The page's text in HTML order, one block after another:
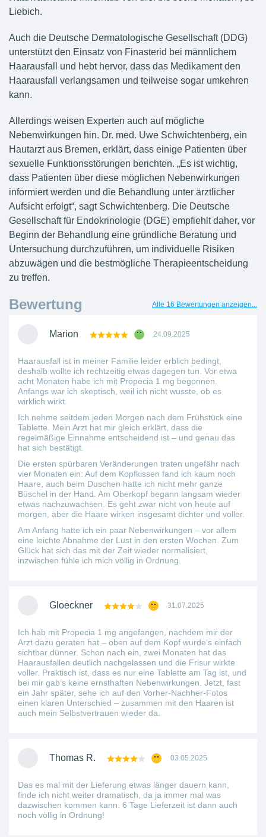
Liebich.
Auch die Deutsche Dermatologische Gesellschaft (DDG)
unterstützt den Einsatz von Finasterid bei männlichem
Haarausfall und hebt hervor, dass das Medikament den
Haarausfall verlangsamen und teilweise sogar umkehren
kann.
Allerdings weisen Experten auch auf mögliche
Nebenwirkungen hin. Dr. med. Uwe Schwichtenberg, ein
Hautarzt aus Bremen, erklärt, dass einige Patienten über
sexuelle Funktionsstörungen berichten. „Es ist wichtig,
dass Patienten über diese möglichen Nebenwirkungen
informiert werden und die Behandlung unter ärztlicher
Aufsicht erfolgt“, sagt Schwichtenberg. Die Deutsche
Gesellschaft für Endokrinologie (DGE) empfiehlt daher, vor
Beginn der Behandlung eine gründliche Beratung und
Untersuchung durchzuführen, um individuelle Risiken
abzuwägen und die bestmögliche Therapieentscheidung
zu treffen.
Alle 16 Bewertungen anzeigen...
Bewertung
Marion 24.09.2025
Haarausfall ist in meiner Familie leider erblich bedingt,
deshalb wollte ich rechtzeitig etwas dagegen tun. Vor etwa
acht Monaten habe ich mit Propecia 1 mg begonnen.
Anfangs war ich skeptisch, weil ich nicht wusste, ob es
wirklich wirkt.
Ich nehme seitdem jeden Morgen nach dem Frühstück eine
Tablette. Mein Arzt hat mir gleich erklärt, dass die
regelmäßige Einnahme entscheidend ist – und genau das
hat sich bestätigt.
Die ersten spürbaren Veränderungen traten ungefähr nach
vier Monaten ein: Auf dem Kopfkissen fand ich kaum noch
Haare, auch beim Duschen hatte ich nicht mehr ganze
Büschel in der Hand. Am Oberkopf begann langsam wieder
etwas nachzuwachsen. Es geht zwar nicht von heute auf
morgen, aber die Haare wirken insgesamt dichter und voller.
Am Anfang hatte ich ein paar Nebenwirkungen – vor allem
eine leichte Abnahme der Lust in den ersten Wochen. Zum
Glück hat sich das mit der Zeit wieder normalisiert,
inzwischen fühle ich mich völlig in Ordnung.
Gloeckner 31.07.2025
Ich hab mit Propecia 1 mg angefangen, nachdem mir der
Arzt dazu geraten hat – oben auf dem Kopf wurde’s einfach
sichtbar dünner. Schon nach ein, zwei Monaten hat das
Haar­ausfallen deutlich nachgelassen und die Frisur wirkte
voller. Praktisch ist, dass es nur eine Tablette am Tag ist, und
bei mir gab’s keine ernsthaften Nebenwirkungen. Jetzt, fast
ein Jahr später, sehe ich auf den Vorher-Nachher-Fotos
einen klaren Unterschied – zusammen mit den Haaren ist
auch mein Selbstvertrauen wieder da.
Thomas R. 03.05.2025
Das es mal mit der Lieferung etwas länger dauern kann,
finde ich nicht weiter dramatisch, da ja immer mal was
dazwischen kommen kann. 6 Tage Lieferzeit ist dann auch
noch völlig in Ordnung!